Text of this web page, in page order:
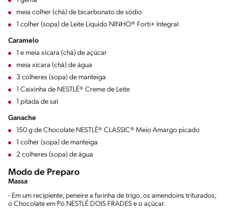
meia colher (chá) de bicarbonato de sódio
1 colher (sopa) de Leite Líquido NINHO® Forti+ Integral
Caramelo
1 e meia xícara (chá) de açúcar
meia xícara (chá) de água
3 colheres (sopa) de manteiga
1 Caixinha de NESTLÉ® Creme de Leite
1 pitada de sal
Ganache
150 g de Chocolate NESTLÉ® CLASSIC® Meio Amargo picado
1 colher (sopa) de manteiga
2 colheres (sopa) de água
Modo de Preparo
Massa
- Em um recipiente, peneire a farinha de trigo, os amendoins triturados,
o Chocolate em Pó NESTLÉ DOIS FRADES e o açúcar.